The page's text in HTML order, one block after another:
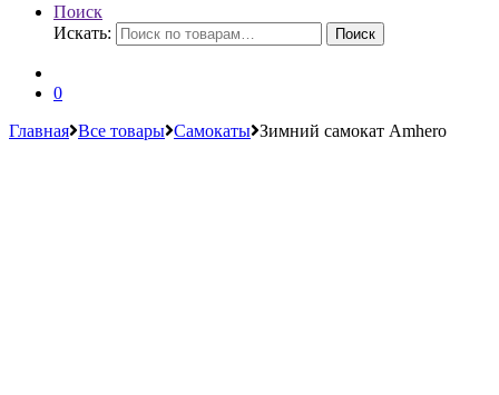
Поиск
Искать:
Поиск
0
Главная Все товары Самокаты Зимний самокат Amhero